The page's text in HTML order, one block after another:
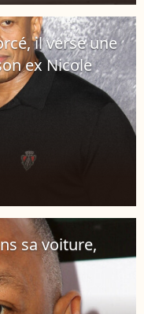
il verse une
ex Nicole
sa voiture,